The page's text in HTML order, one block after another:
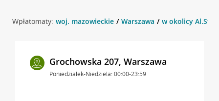
Wpłatomaty: woj. mazowieckie Warszawa w okolicy
Grochowska 207, Warszawa
Poniedziałek-Niedziela: 00:00-23:59